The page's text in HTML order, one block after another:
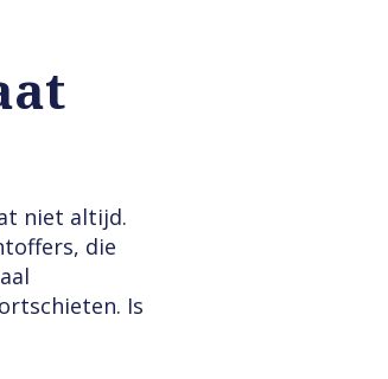
niet altijd.
die
Is